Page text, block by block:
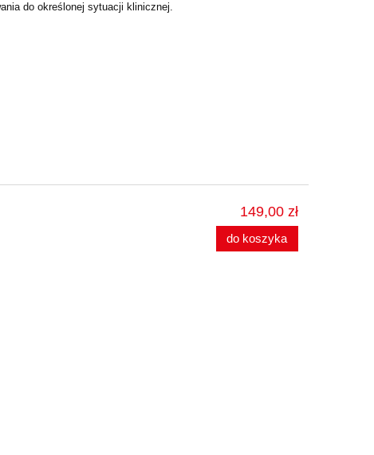
do określonej sytuacji klinicznej.
149,00 zł
do koszyka